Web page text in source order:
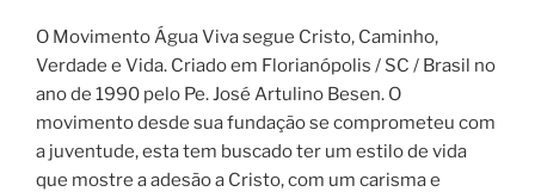
O Movimento Água Viva segue Cristo, Caminho,
Verdade e Vida. Criado em Florianópolis / SC / Brasil no
ano de 1990 pelo Pe. José Artulino Besen. O
movimento desde sua fundação se comprometeu com
a juventude, esta tem buscado ter um estilo de vida
que mostre a adesão a Cristo, com um carisma e